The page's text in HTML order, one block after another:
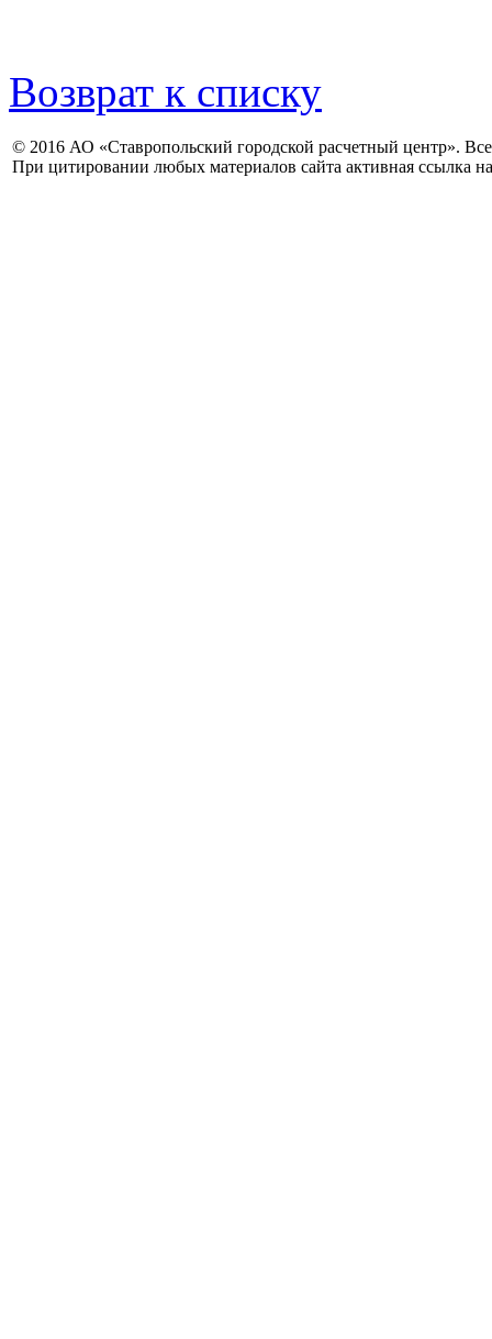
Возврат к списку
© 2016 АО «Ставропольский городской расчетный центр».
При цитировании любых материалов сайта активная ссылка